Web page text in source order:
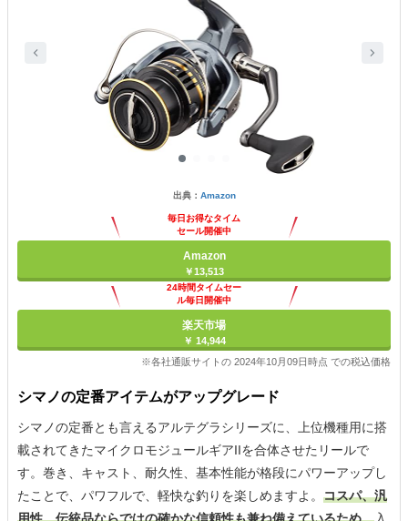
出典： Amazon
毎日お得なタイム
セール開催中
Amazon
￥13,513
24時間タイムセー
ル毎日開催中
楽天市場
￥ 14,944
※各社通販サイトの 2024年10月09日時点 での税込価格
シマノの定番アイテムがアップグレード
シマノの定番とも言えるアルテグラシリーズに、上位機種用に搭
載されてきたマイクロモジュールギアIIを合体させたリールで
す。巻き、キャスト、耐久性、基本性能が格段にパワーアップし
たことで、パワフルで、軽快な釣りを楽しめますよ。 コスパ、汎